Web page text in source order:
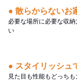
● 散らからないお
必要な場所に必要な収
い
● スタイリッシュ
見た目も性能もどっち